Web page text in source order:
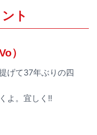
ト
）
げて37年ぶりの四
よ。宜しく!!